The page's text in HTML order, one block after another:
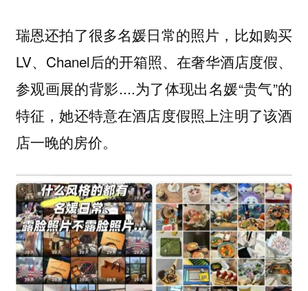
瑞恩还拍了很多名媛日常的照片，比如购买
LV、Chanel后的开箱照、在奢华酒店度假、
参观画展的背影....为了体现出名媛“贵气”的
特征，她还特意在酒店度假照上注明了该酒
店一晚的房价。